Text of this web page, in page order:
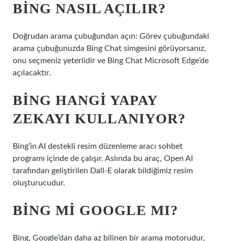
BING NASIL AÇILIR?
Doğrudan arama çubuğundan açın: Görev çubuğundaki
arama çubuğunuzda Bing Chat simgesini görüyorsanız,
onu seçmeniz yeterlidir ve Bing Chat Microsoft Edge’de
açılacaktır.
BING HANGI YAPAY
ZEKAYI KULLANIYOR?
Bing’in AI destekli resim düzenleme aracı sohbet
programı içinde de çalışır. Aslında bu araç, Open AI
tarafından geliştirilen Dall-E olarak bildiğimiz resim
oluşturucudur.
BING MI GOOGLE MI?
Bing, Google’dan daha az bilinen bir arama motorudur,